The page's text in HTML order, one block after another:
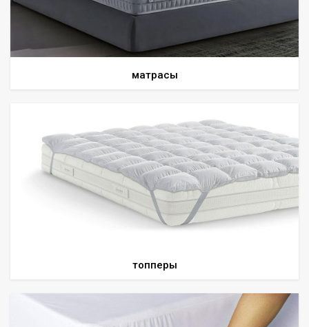
матрасы
топперы
Всё для интерьера
Средства по уходу за мебелью